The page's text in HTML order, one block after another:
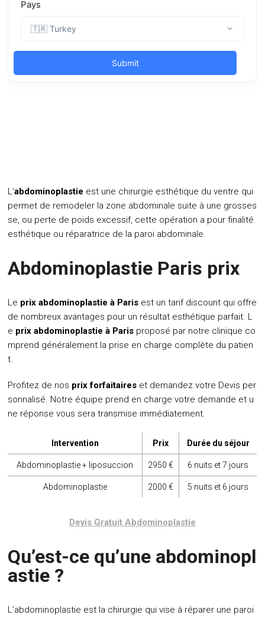
L’abdominoplastie est une chirurgie esthétique du ventre qui
permet de remodeler la zone abdominale suite à une grosses
se, ou perte de poids excessif, cette opération a pour finalité
esthétique ou réparatrice de la paroi abdominale.
Abdominoplastie Paris prix
Le prix abdominoplastie à Paris est un tarif discount qui offre
de nombreux avantages pour un résultat esthétique parfait. L
e prix abdominoplastie à Paris proposé par notre clinique co
mprend généralement la prise en charge complète du patien
t.
Profitez de nos prix forfaitaires et demandez votre Devis per
sonnalisé. Notre équipe prend en charge votre demande et u
ne réponse vous sera transmise immédiatement.
Intervention Prix Durée du séjour
Abdominoplastie + liposuccion 2950 € 6 nuits et 7 jours
Abdominoplastie 2000 € 5 nuits et 6 jours
Devis Gratuit Abdominoplastie
Qu’est-ce qu’une abdominopl
astie ?
L’abdominoplastie est la chirurgie qui vise à réparer une paroi